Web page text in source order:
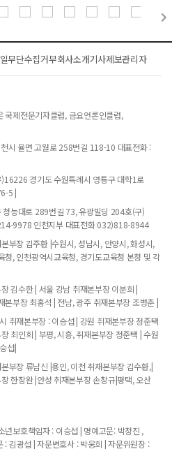
무단수집거부회사소개기사제보관리자
제전문기자클럽, 금요언론인클럽,
시 율면 고월로 258번길 118-10 대표전화 :
경기도 수원특례시 영통구 대학1로
5 |
능대로 289번길 73, 유광빌딩 204호(구)
9978 인천지부 대표전화 032)818-8944
부장 김주환 |수원시, 성남시, 안양시, 화성시,
청, 인천광역시교육청, 경기도교육청 본청 및 각
김수한 | 서울 강남 취재본부장 이분희 |
부장 최홍석 | 전남, 광주 취재본부장 조병춘 |
취재본부장 : 이승섭 | 강원 취재본부장 정준택
최인희 | 부평, 시흥, 취재본부장 정준택 | 수원
섭|
부장 류남신 |용인, 이천 취재본부장 김수환,|
한장완 |안성 취재본부장 손창규|평택, 오산
년보호책임자 : 이승섭 | 명예고문: 박정진 ,
: 김광섭 | 자문변호사 : 박웅희 | 자문위원장 :